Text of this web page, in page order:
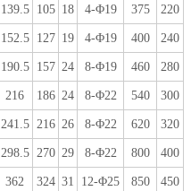
139.5 105 18 4-Φ19 375 220
152.5 127 19 4-Φ19 400 240
190.5 157 24 8-Φ19 460 280
216 186 24 8-Φ22 540 300
241.5 216 26 8-Φ22 620 320
298.5 270 29 8-Φ22 800 400
362 324 31 12-Φ25 850 450